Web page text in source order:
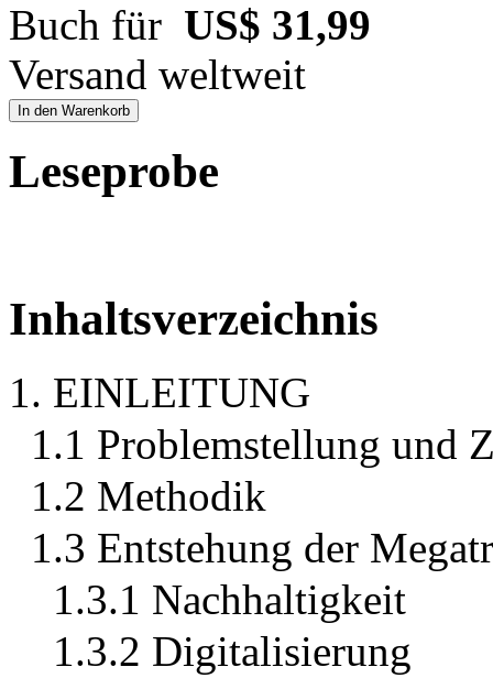
Buch für US$ 31,99
Versand weltweit
In den Warenkorb
Leseprobe
Inhaltsverzeichnis
1. EINLEITUNG
1.1 Problemstellung und
1.2 Methodik
1.3 Entstehung der
1.3.1 Nachhaltigkeit
1.3.2 Digitalisierung